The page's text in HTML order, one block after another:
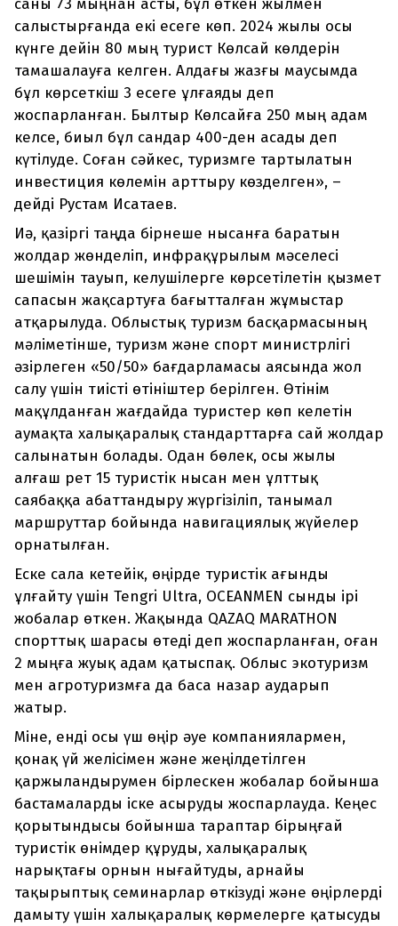
саны 73 мыңнан асты, бұл өткен жылмен
салыстырғанда екі есеге көп. 2024 жылы осы
күнге дейін 80 мың турист Көлсай көлдерін
тамашалауға келген. Алдағы жазғы маусымда
бұл көрсеткіш 3 есеге ұлғаяды деп
жоспарланған. Былтыр Көлсайға 250 мың адам
келсе, биыл бұл сандар 400-ден асады деп
күтілуде. Соған сәйкес, туризмге тартылатын
инвестиция көлемін арттыру көзделген», –
дейді Рустам Исатаев.
Иә, қазіргі таңда бірнеше нысанға баратын
жолдар жөнделіп, инфрақұрылым мәселесі
шешімін тауып, келушілерге көрсетілетін қызмет
сапасын жақсартуға бағытталған жұмыстар
атқарылуда. Облыстық туризм басқармасының
мәліметінше, туризм және спорт министрлігі
әзірлеген «50/50» бағдарламасы аясында жол
салу үшін тиісті өтініштер берілген. Өтінім
мақұлданған жағдайда туристер көп келетін
аумақта халықаралық стандарттарға сай жолдар
салынатын болады. Одан бөлек, осы жылы
алғаш рет 15 туристік нысан мен ұлттық
саябаққа абаттандыру жүргізіліп, танымал
маршруттар бойында навигациялық жүйелер
орнатылған.
Еске сала кетейік, өңірде туристік ағынды
ұлғайту үшін Tengri Ultra, OCEANMEN сынды ірі
жобалар өткен. Жақында QAZAQ MARATHON
спорттық шарасы өтеді деп жоспарланған, оған
2 мыңға жуық адам қатыспақ. Облыс экотуризм
мен агротуризмға да баса назар аударып
жатыр.
Міне, енді осы үш өңір әуе компаниялармен,
қонақ үй желісімен және жеңілдетілген
қаржыландырумен бірлескен жобалар бойынша
бастамаларды іске асыруды жоспарлауда. Кеңес
қорытындысы бойынша тараптар бірыңғай
туристік өнімдер құруды, халықаралық
нарықтағы орнын нығайтуды, арнайы
тақырыптық семинарлар өткізуді және өңірлерді
дамыту үшін халықаралық көрмелерге қатысуды